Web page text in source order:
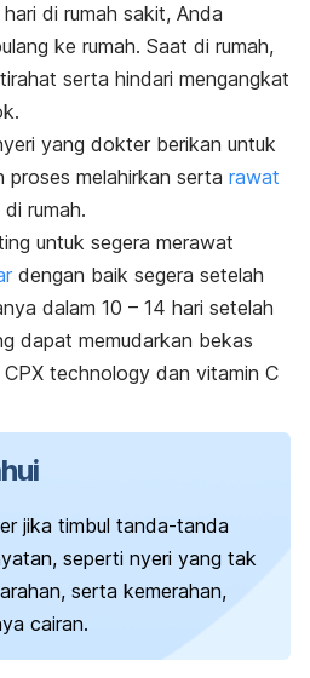
di rumah sakit, Anda
ke rumah. Saat di rumah,
serta hindari mengangkat
yang dokter berikan untuk
melahirkan serta rawat
rumah.
untuk segera merawat
dengan baik segera setelah
dalam 10 – 14 hari setelah
dapat memudarkan bekas
technology dan vitamin C
jika timbul tanda-tanda
seperti nyeri yang tak
serta kemerahan,
cairan.